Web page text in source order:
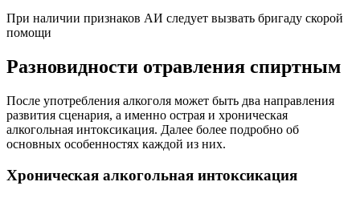
При наличии признаков АИ следует вызвать бригаду скорой
помощи
Разновидности отравления спиртным
После употребления алкоголя может быть два направления
развития сценария, а именно острая и хроническая
алкогольная интоксикация. Далее более подробно об
основных особенностях каждой из них.
Хроническая алкогольная интоксикация